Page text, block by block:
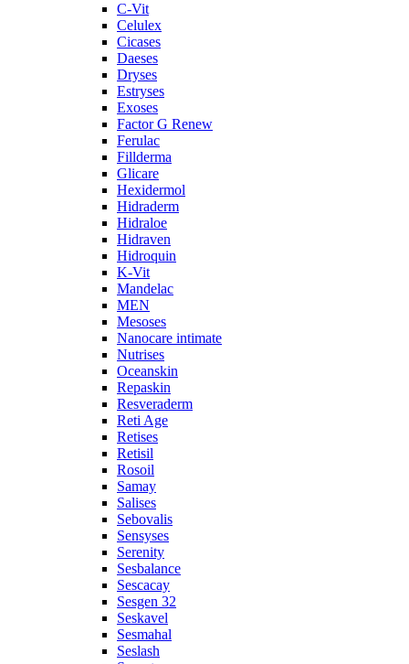
C-Vit
Celulex
Cicases
Daeses
Dryses
Estryses
Exoses
Factor G Renew
Ferulac
Fillderma
Glicare
Hexidermol
Hidraderm
Hidraloe
Hidraven
Hidroquin
K-Vit
Mandelac
MEN
Mesoses
Nanocare intimate
Nutrises
Oceanskin
Repaskin
Resveraderm
Reti Age
Retises
Retisil
Rosoil
Samay
Salises
Sebovalis
Sensyses
Serenity
Sesbalance
Sescacay
Sesgen 32
Seskavel
Sesmahal
Seslash